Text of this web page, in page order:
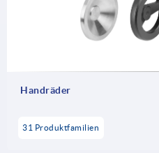
Kugelgriffe, die vielfach im
benötigt werden.
Handräder
31 Produktfamilien